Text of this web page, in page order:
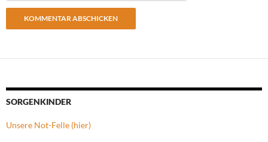
SORGENKINDER
Unsere Not-Felle (hier)